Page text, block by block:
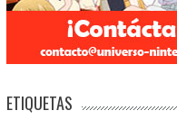
ETIQUETAS